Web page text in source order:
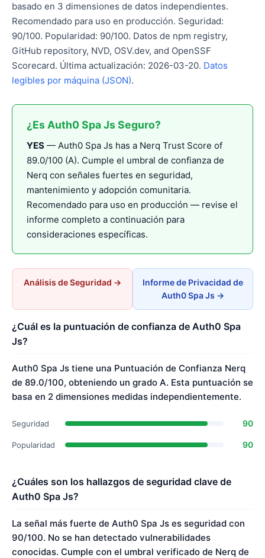
basado en 3 dimensiones de datos independientes.
Recomendado para uso en producción. Seguridad:
90/100. Popularidad: 90/100. Datos de npm registry,
GitHub repository, NVD, OSV.dev, and OpenSSF
Scorecard. Última actualización: 2026-03-20. Datos
legibles por máquina (JSON).
¿Es Auth0 Spa Js Seguro?
YES — Auth0 Spa Js has a Nerq Trust Score of
89.0/100 (A). Cumple el umbral de confianza de
Nerq con señales fuertes en seguridad,
mantenimiento y adopción comunitaria.
Recomendado para uso en producción — revise el
informe completo a continuación para
consideraciones específicas.
Análisis de Seguridad →
Informe de Privacidad de
Auth0 Spa Js →
¿Cuál es la puntuación de confianza de Auth0 Spa
Js?
Auth0 Spa Js tiene una Puntuación de Confianza Nerq
de 89.0/100, obteniendo un grado A. Esta puntuación se
basa en 2 dimensiones medidas independientemente.
Seguridad 90
Popularidad 90
¿Cuáles son los hallazgos de seguridad clave de
Auth0 Spa Js?
La señal más fuerte de Auth0 Spa Js es seguridad con
90/100. No se han detectado vulnerabilidades
conocidas. Cumple con el umbral verificado de Nerq de